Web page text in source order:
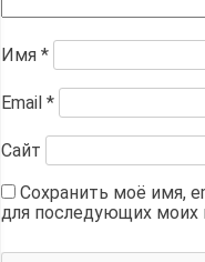
Имя *
Email *
Сайт
Сохранить моё имя,
для последующих моих